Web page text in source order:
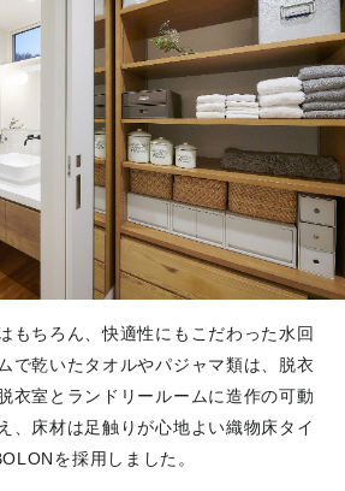
もちろん、快適性にもこだわった水回
で乾いたタオルやパジャマ類は、脱衣
衣室とランドリールームに造作の可動
、床材は足触りが心地よい織物床タイ
を採用しました。